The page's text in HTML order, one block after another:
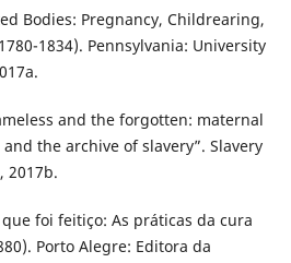
Bodies: Pregnancy, Childrearing,
1834). Pennsylvania: University
and the forgotten: maternal
the archive of slavery”. Slavery
2017b.
que foi feitiço: As práticas da cura
Porto Alegre: Editora da